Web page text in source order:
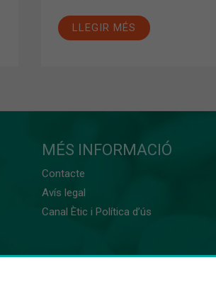
LLEGIR MÉS
MÉS INFORMACIÓ
Contacte
Avís legal
Canal Ètic i Política d’ús